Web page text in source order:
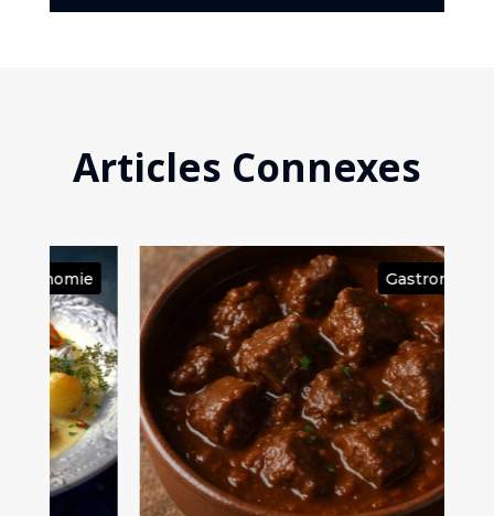
Articles Connexes
Gastronomie